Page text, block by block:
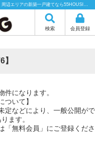
こちらは会員物件です【im-633976】｜さいたま市・上尾市・周辺エリアの新築一戸建てなら55HOUSING（55ハウジング）にお任せください！
検索 会員登録
件になります。
ついて】
定などにより、一般公開がで
ます。
「無料会員」にご登録くださ